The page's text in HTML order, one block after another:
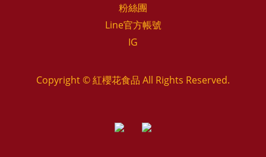
粉絲團
Line官方帳號
IG
Copyright © 紅櫻花食品 All Rights Reserved.